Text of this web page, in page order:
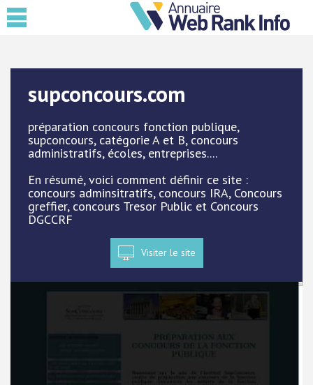
supconcours.com
préparation concours fonction publique,
supconcours, catégorie A et B, concours
administratifs, écoles, entreprises....
En résumé, voici comment définir ce site :
concours adminsitratifs, concours IRA, Concours
greffier, concours Tresor Public et Concours
DGCCRF
Visiter le site